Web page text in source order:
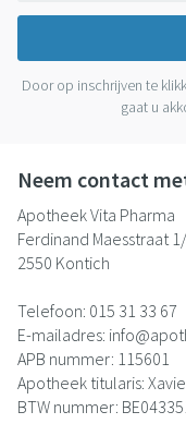
Door op inschrijven te
gaat u
Neem contact
Apotheek Vita Pharma
Ferdinand Maesstraat
2550 Kontich
Telefoon: 015 31 33 67
E-mailadres: info@
APB nummer: 115601
Apotheek titularis:
BTW nummer: